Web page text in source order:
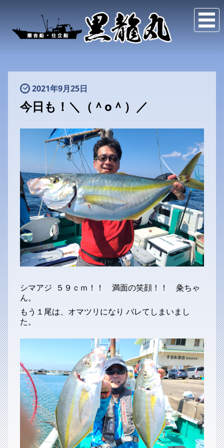
2021年9月25日
今日も！＼（＾o＾）／
シマアジ ５９ｃｍ！！ 満面の笑顔！！ 粂ちゃ
ん。
もう１尾は、オマツリになり バレてしまいまし
た。